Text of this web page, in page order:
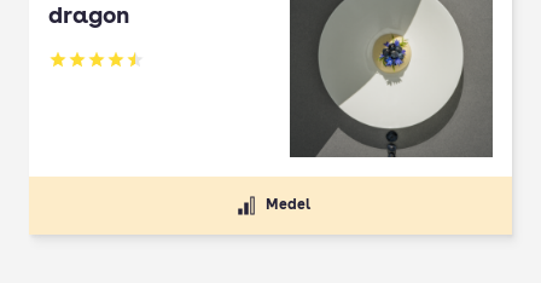
dragon
Betyg: 4.5 av 5
Medel